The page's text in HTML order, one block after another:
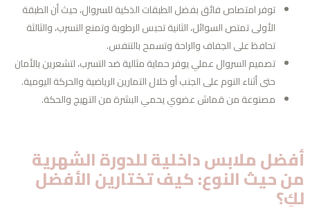
توفر امتصاص فائق بفضل الطبقات الذكية للسروال، حيث أن الطبقة
الأولى تمتص السوائل، الثانية تحبس الرطوبة وتمنع التسرب، والثالثة
تحافظ على الجفاف والراحة وتسمح بالتنفس.
تصميم السروال عملي يوفر حماية مثالية ضد التسرب، لتشعرين بالأمان
حتى أثناء النوم على الجنب أو خلال التمارين الرياضية والحركة اليومية.
مصنوعة من قماش عضوي يحمي البشرة من التهيج والحكة.
ملابس داخلية للدورة الشهرية
حيث النوع: كيف تختارين الأفضل